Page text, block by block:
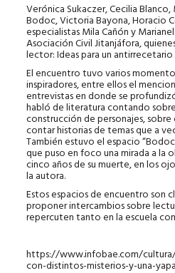
Verónica Sukaczer, Cecilia Blanco,
Bodoc, Victoria Bayona, Horacio
especialistas Mila Cañón y
Asociación Civil Jitanjáfora,
lector: Ideas para un
El encuentro tuvo varios
inspiradores, entre ellos el
entrevistas en donde se
habló de literatura contando
construcción de personajes,
contar historias de temas que a
También estuvo el espacio
que puso en foco una mirada a la
cinco años de su muerte, en los
la autora.
Estos espacios de encuentro son
proponer intercambios sobre
repercuten tanto en la escuela
https://www.infobae.com/
con-distintos-misterios-y-una-